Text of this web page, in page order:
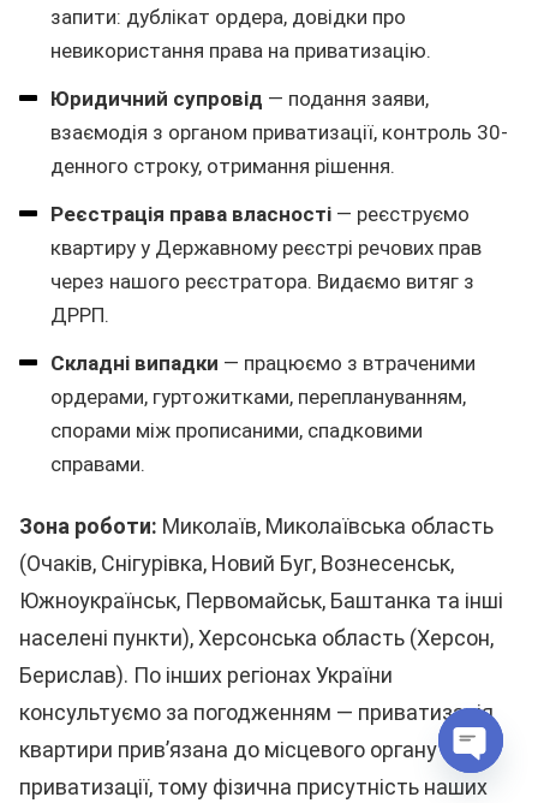
запити: дублікат ордера, довідки про
невикористання права на приватизацію.
Юридичний супровід — подання заяви,
взаємодія з органом приватизації, контроль 30-
денного строку, отримання рішення.
Реєстрація права власності — реєструємо
квартиру у Державному реєстрі речових прав
через нашого реєстратора. Видаємо витяг з
ДРРП.
Складні випадки — працюємо з втраченими
ордерами, гуртожитками, переплануванням,
спорами між прописаними, спадковими
справами.
Зона роботи: Миколаїв, Миколаївська область
(Очаків, Снігурівка, Новий Буг, Вознесенськ,
Южноукраїнськ, Первомайськ, Баштанка та інші
населені пункти), Херсонська область (Херсон,
Берислав). По інших регіонах України
консультуємо за погодженням — приватизація
квартири прив’язана до місцевого органу
приватизації, тому фізична присутність нашихOpen
chaty